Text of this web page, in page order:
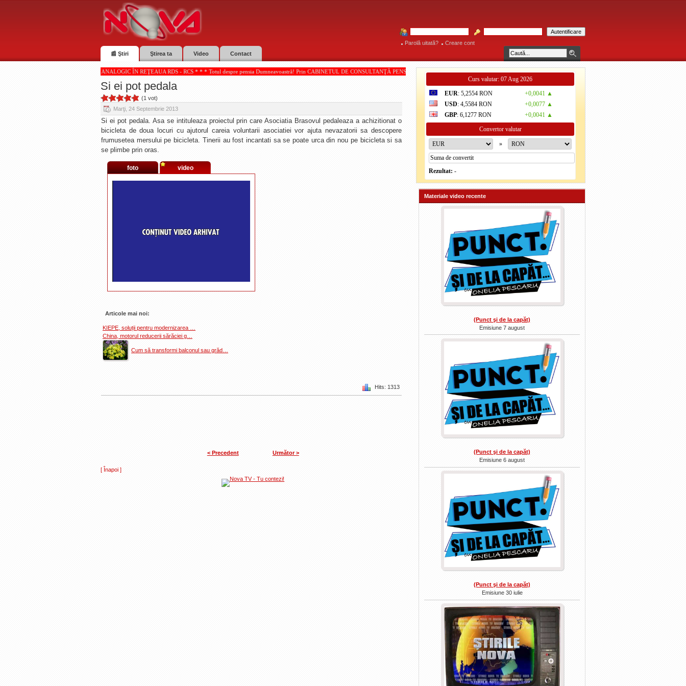
Parolă uitată?
Creare cont
📰 Ştiri
Ştirea ta Video Contact
RECEPŢIONATE DIGITAL SI ANALOGIC ÎN REŢEAUA RDS - RCS * * * Totul despre pensia Dumneavoastră! Prin CABINETUL DE CONSULTANŢĂ PENSII, acordate de IOAN PAMPARĂU! * * * Consultaţiile se acordă individual pe bază de programare telefonică la 0799 381
Si ei pot pedala
(1 vot)
Marţi, 24 Septembrie 2013
Si ei pot pedala. Asa se intituleaza proiectul prin care Asociatia Brasovul pedaleaza a achizitionat o
bicicleta de doua locuri cu ajutorul careia voluntarii asociatiei vor ajuta nevazatorii sa descopere
frumusetea mersului pe bicicleta. Tinerii au fost incantati sa se poate urca din nou pe bicicleta si sa
se plimbe prin oras.
foto video
Articole mai noi:
KIEPE, soluții pentru modernizarea …
China, motorul reducerii sărăciei g…
Cum să transformi balconul sau grăd…
Hits: 1313
< Precedent Următor >
[ Înapoi ]
Curs valutar: 07 Aug 2026
EUR: 5,2554 RON
+0,0041 ▲
USD: 4,5584 RON
+0,0077 ▲
GBP: 6,1277 RON
+0,0041 ▲
Convertor valutar
»
Rezultat: -
Materiale video recente
(Punct şi de la capăt)
Emisiune 7 august
(Punct şi de la capăt)
Emisiune 6 august
(Punct şi de la capăt)
Emisiune 30 iulie